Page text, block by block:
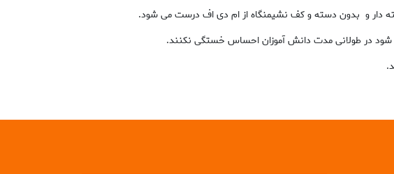
دار و بدون دسته و کف نشیمنگاه از ام دی اف درست می شود.
در طولانی مدت دانش آموزان احساس خستگی نکنند.